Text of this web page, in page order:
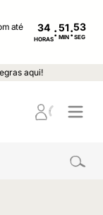
até
34
HORAS: MIN : SEG
aqui!